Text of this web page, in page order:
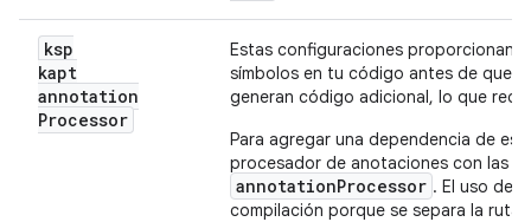
ksp
kapt
annotation
Processor
Estas configuraciones proporcionan
símbolos en tu código antes de que
generan código adicional, lo que
Para agregar una dependencia de
procesador de anotaciones con las
annotationProcessor . El uso de
compilación porque se separa la ruta